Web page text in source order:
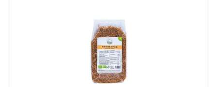
le paludier de guerande
lemon-pharma s.l.